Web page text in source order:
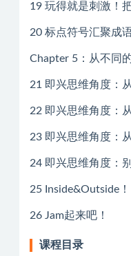
19 玩得就是刺激！
20 标点符号汇聚成
Chapter 5：从不同
21 即兴思维角度：
22 即兴思维角度：
23 即兴思维角度：
24 即兴思维角度：
25 Inside&Outside！
26 Jam起来吧！
课程目录